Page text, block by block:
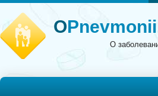
OPnevmonii
О